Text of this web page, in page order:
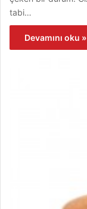
tabi…
Devamını oku »